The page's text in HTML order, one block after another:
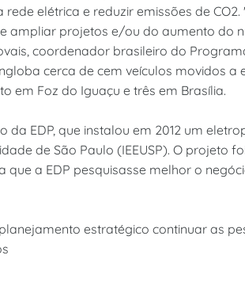
elétrica e reduzir emissões de CO2.
ampliar projetos e/ou do aumento do
coordenador brasileiro do
cerca de cem veículos movidos a
em Foz do Iguaçu e três em Brasília.
EDP, que instalou em 2012 um
de São Paulo (IEEUSP). O projeto
a EDP pesquisasse melhor o
estratégico continuar as